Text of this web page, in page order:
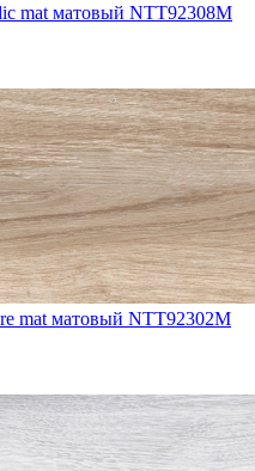
mat матовый NTT92308M
mat матовый NTT92302M